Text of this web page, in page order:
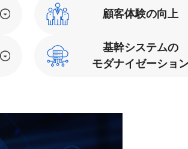
顧客体験の向上
基幹システムの
モダナイゼーショ